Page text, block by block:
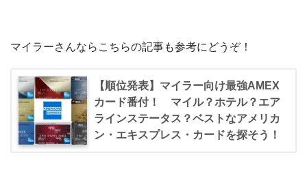
マイラーさんならこちらの記事も参考にどうぞ！
【順位発表】マイラー向け最強AMEX
カード番付！ マイル？ホテル？エア
ラインステータス？ベストなアメリカ
ン・エキスプレス・カードを探そう！